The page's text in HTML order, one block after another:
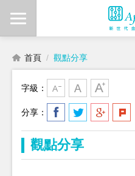
首頁 觀點分享
字級：
分享：
觀點分享